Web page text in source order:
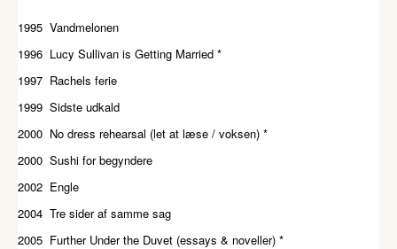
1995 Vandmelonen
1996 Lucy Sullivan is Getting Married *
1997 Rachels ferie
1999 Sidste udkald
2000 No dress rehearsal (let at læse / voksen) *
2000 Sushi for begyndere
2002 Engle
2004 Tre sider af samme sag
2005 Further Under the Duvet (essays & noveller) *